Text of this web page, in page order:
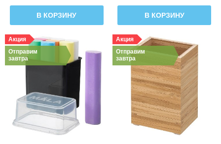
В КОРЗИНУ В КОРЗИНУ
Акция
Отправим
завтра
Акция
Отправим
завтра